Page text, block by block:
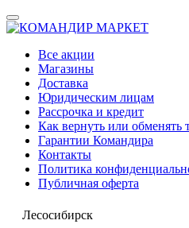
Все акции
Магазины
Доставка
Юридическим лицам
Рассрочка и кредит
Как вернуть или обменять
Гарантии Командира
Контакты
Политика
Публичная оферта
Лесосибирск